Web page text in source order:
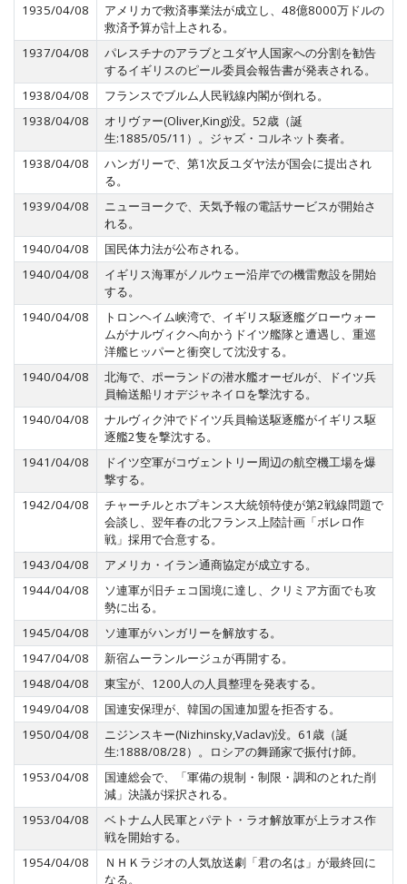
1935/04/08
アメリカで救済事業法が成立し、48億8000万ドルの
救済予算が計上される。
1937/04/08
パレスチナのアラブとユダヤ人国家への分割を勧告
するイギリスのピール委員会報告書が発表される。
1938/04/08
フランスでブルム人民戦線内閣が倒れる。
1938/04/08
オリヴァー(Oliver,King)没。52歳（誕
生:1885/05/11）。ジャズ・コルネット奏者。
1938/04/08
ハンガリーで、第1次反ユダヤ法が国会に提出され
る。
1939/04/08
ニューヨークで、天気予報の電話サービスが開始さ
れる。
1940/04/08
国民体力法が公布される。
1940/04/08
イギリス海軍がノルウェー沿岸での機雷敷設を開始
する。
1940/04/08
トロンヘイム峡湾で、イギリス駆逐艦グローウォー
ムがナルヴィクへ向かうドイツ艦隊と遭遇し、重巡
洋艦ヒッパーと衝突して沈没する。
1940/04/08
北海で、ポーランドの潜水艦オーゼルが、ドイツ兵
員輸送船リオデジャネイロを撃沈する。
1940/04/08
ナルヴィク沖でドイツ兵員輸送駆逐艦がイギリス駆
逐艦2隻を撃沈する。
1941/04/08
ドイツ空軍がコヴェントリー周辺の航空機工場を爆
撃する。
1942/04/08
チャーチルとホプキンス大統領特使が第2戦線問題で
会談し、翌年春の北フランス上陸計画「ボレロ作
戦」採用で合意する。
1943/04/08
アメリカ・イラン通商協定が成立する。
1944/04/08
ソ連軍が旧チェコ国境に達し、クリミア方面でも攻
勢に出る。
1945/04/08
ソ連軍がハンガリーを解放する。
1947/04/08
新宿ムーランルージュが再開する。
1948/04/08
東宝が、1200人の人員整理を発表する。
1949/04/08
国連安保理が、韓国の国連加盟を拒否する。
1950/04/08
ニジンスキー(Nizhinsky,Vaclav)没。61歳（誕
生:1888/08/28）。ロシアの舞踊家で振付け師。
1953/04/08
国連総会で、「軍備の規制・制限・調和のとれた削
減」決議が採択される。
1953/04/08
ベトナム人民軍とパテト・ラオ解放軍が上ラオス作
戦を開始する。
1954/04/08
ＮＨＫラジオの人気放送劇「君の名は」が最終回に
なる。